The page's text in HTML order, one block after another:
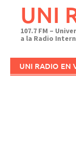
UNI
107.7 FM –
a la Radio
UNI RADIO EN